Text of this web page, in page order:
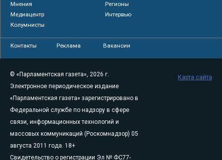
Мнения
Регионы
Медиацентр
Интервью
Колумнисты
Контакты Реклама Вакансии
© «Парламентская газета», 2026 г.
Электронное периодическое издание
«Парламентская газета» зарегистрировано в
Федеральной службе по надзору в сфере
связи, информационных технологий и
массовых коммуникаций (Роскомнадзор) 05
августа 2011 года. 18+
Свидетельство о регистрации Эл № ФС77-
Карта сайта